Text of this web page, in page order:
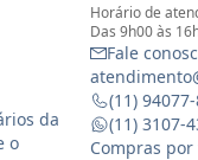
da
o
Horário de
Das 9h00 às
Fale
(11)
(11) 3107-
Compras